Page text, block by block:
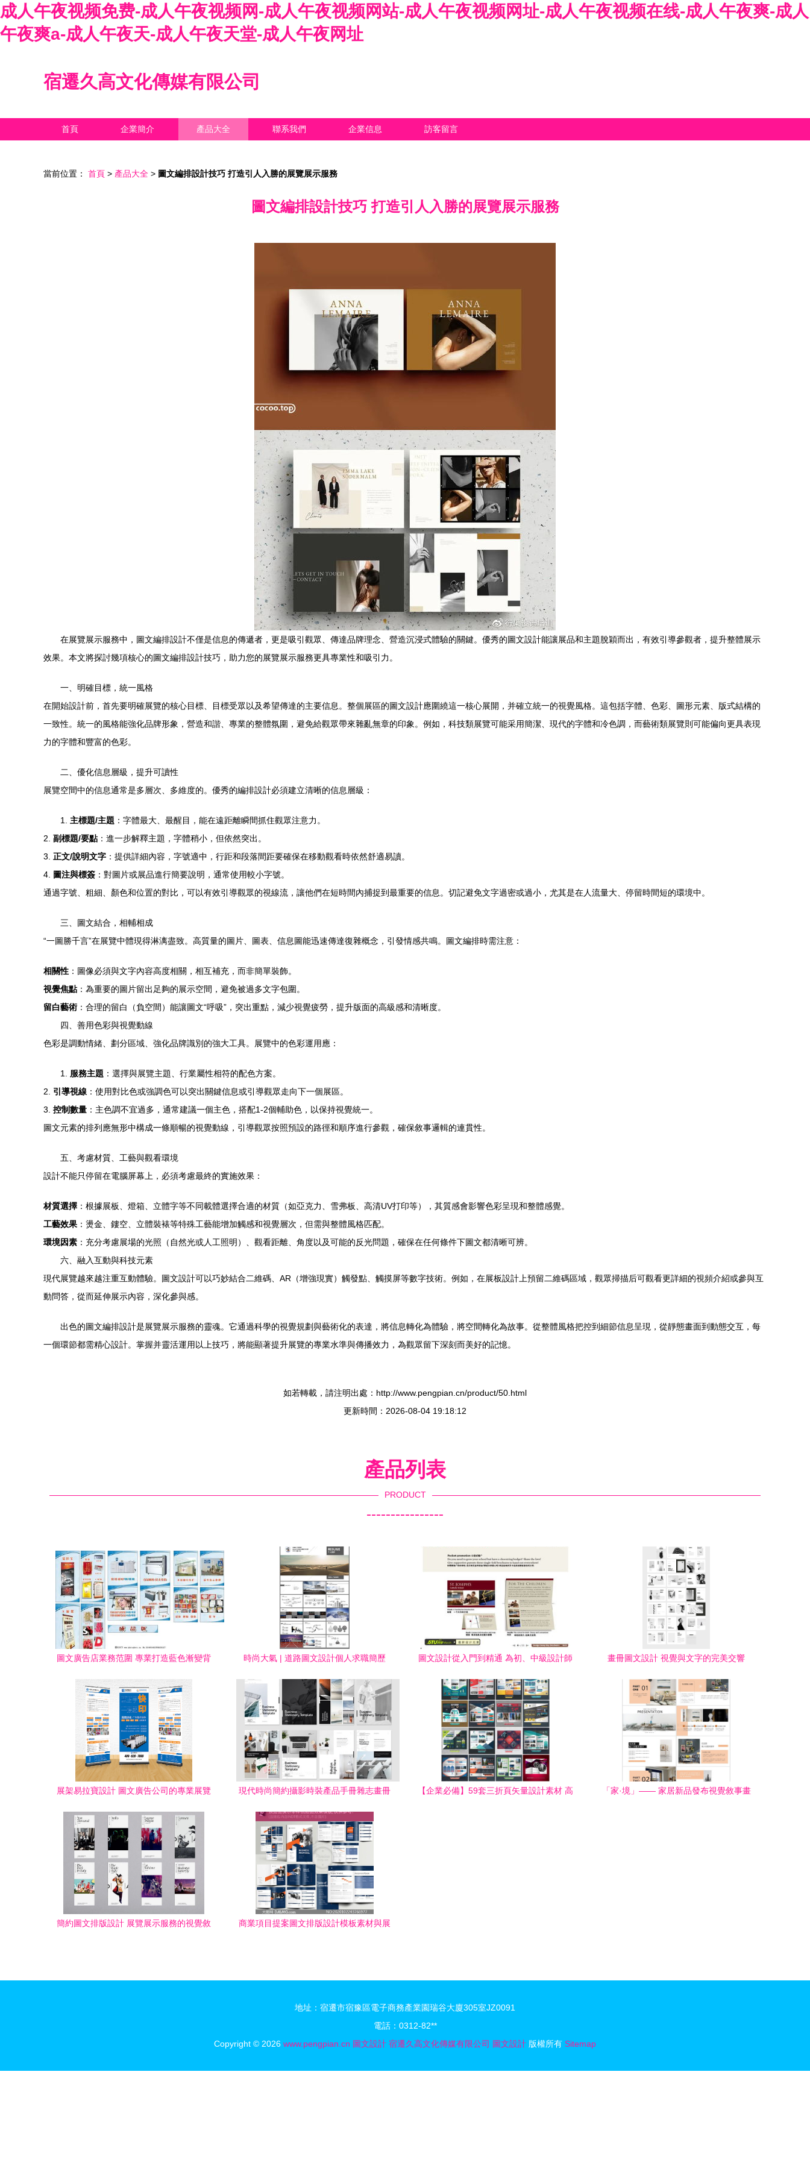
成人午夜视频免费-成人午夜视频网-成人午夜视频网站-成人午夜视频网址-成人午夜视频在线-成人午夜爽-成人
午夜爽a-成人午夜天-成人午夜天堂-成人午夜网址
宿遷久高文化傳媒有限公司
首頁 企業簡介 產品大全 聯系我們 企業信息 訪客留言
當前位置： 首頁 > 產品大全 > 圖文編排設計技巧 打造引人入勝的展覽展示服務
圖文編排設計技巧 打造引人入勝的展覽展示服務
在展覽展示服務中，圖文編排設計不僅是信息的傳遞者，更是吸引觀眾、傳達品牌理念、營造沉浸式體驗的關鍵。優秀的圖文設計能讓展品和主題脫穎而出，有效引導參觀者，提升整體展示
效果。本文將探討幾項核心的圖文編排設計技巧，助力您的展覽展示服務更具專業性和吸引力。
一、明確目標，統一風格
在開始設計前，首先要明確展覽的核心目標、目標受眾以及希望傳達的主要信息。整個展區的圖文設計應圍繞這一核心展開，并確立統一的視覺風格。這包括字體、色彩、圖形元素、版式結構的
一致性。統一的風格能強化品牌形象，營造和諧、專業的整體氛圍，避免給觀眾帶來雜亂無章的印象。例如，科技類展覽可能采用簡潔、現代的字體和冷色調，而藝術類展覽則可能偏向更具表現
力的字體和豐富的色彩。
二、優化信息層級，提升可讀性
展覽空間中的信息通常是多層次、多維度的。優秀的編排設計必須建立清晰的信息層級：
1. 主標題/主題 ：字體最大、最醒目，能在遠距離瞬間抓住觀眾注意力。
2. 副標題/要點：進一步解釋主題，字體稍小，但依然突出。
3. 正文/說明文字 ：提供詳細內容，字號適中，行距和段落間距要確保在移動觀看時依然舒適易讀。
4.
圖注與標簽 ：對圖片或展品進行簡要說明，通常使用較小字號。
通過字號、粗細、顏色和位置的對比，可以有效引導觀眾的視線流，讓他們在短時間內捕捉到最重要的信息。切記避免文字過密或過小，尤其是在人流量大、停留時間短的環境中。
三、圖文結合，相輔相成
“一圖勝千言”在展覽中體現得淋漓盡致。高質量的圖片、圖表、信息圖能迅速傳達復雜概念，引發情感共鳴。圖文編排時需注意：
相關性 ：圖像必須與文字內容高度相關，相互補充，而非簡單裝飾。
視覺焦點：為重要的圖片留出足夠的展示空間，避免被過多文字包圍。
留白藝術 ：合理的留白（負空間）能讓圖文“呼吸”，突出重點，減少視覺疲勞，提升版面的高級感和清晰度。
四、善用色彩與視覺動線
色彩是調動情緒、劃分區域、強化品牌識別的強大工具。展覽中的色彩運用應：
1. 服務主題 ：選擇與展覽主題、行業屬性相符的配色方案。
2. 引導視線 ：使用對比色或強調色可以突出關鍵信息或引導觀眾走向下一個展區。
3. 控制數量 ：主色調不宜過多，通常建議一個主色，搭配1-2個輔助色，以保持視覺統一。
圖文元素的排列應無形中構成一條順暢的視覺動線，引導觀眾按照預設的路徑和順序進行參觀，確保敘事邏輯的連貫性。
五、考慮材質、工藝與觀看環境
設計不能只停留在電腦屏幕上，必須考慮最終的實施效果：
材質選擇 ：根據展板、燈箱、立體字等不同載體選擇合適的材質（如亞克力、雪弗板、高清UV打印等），其質感會影響色彩呈現和整體感覺。
工藝效果 ：燙金、鏤空、立體裝裱等特殊工藝能增加觸感和視覺層次，但需與整體風格匹配。
環境因素 ：充分考慮展場的光照（自然光或人工照明）、觀看距離、角度以及可能的反光問題，確保在任何條件下圖文都清晰可辨。
六、融入互動與科技元素
現代展覽越來越注重互動體驗。圖文設計可以巧妙結合二維碼、AR（增強現實）觸發點、觸摸屏等數字技術。例如，在展板設計上預留二維碼區域，觀眾掃描后可觀看更詳細的視頻介紹或參與互
動問答，從而延伸展示內容，深化參與感。
出色的圖文編排設計是展覽展示服務的靈魂。它通過科學的視覺規劃與藝術化的表達，將信息轉化為體驗，將空間轉化為故事。從整體風格把控到細節信息呈現，從靜態畫面到動態交互，每
一個環節都需精心設計。掌握并靈活運用以上技巧，將能顯著提升展覽的專業水準與傳播效力，為觀眾留下深刻而美好的記憶。
如若轉載，請注明出處：http://www.pengpian.cn/product/50.html
更新時間：2026-08-04 19:18:12
產品列表
PRODUCT
----------------
圖文廣告店業務范圍 專業打造藍色漸變背
時尚大氣 | 道路圖文設計個人求職簡歷
圖文設計從入門到精通 為初、中級設計師
畫冊圖文設計 視覺與文字的完美交響
展架易拉寶設計 圖文廣告公司的專業展覽
現代時尚簡約攝影時裝產品手冊雜志畫冊
【企業必備】59套三折頁矢量設計素材 高
「家·境」—— 家居新品發布視覺敘事畫
簡約圖文排版設計 展覽展示服務的視覺敘
商業項目提案圖文排版設計模板素材與展
地址：宿遷市宿豫區電子商務產業園瑞谷大廈305室JZ0091
電話：0312-82**
Copyright © 2026 www.pengpian.cn 圖文設計 宿遷久高文化傳媒有限公司 圖文設計 版權所有 Sitemap